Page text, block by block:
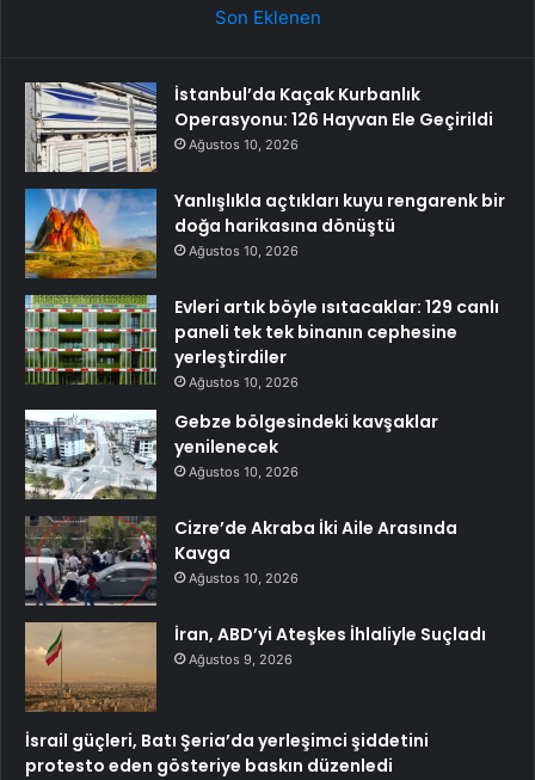
Son Eklenen
İstanbul’da Kaçak Kurbanlık
Operasyonu: 126 Hayvan Ele Geçirildi
Ağustos 10, 2026
Yanlışlıkla açtıkları kuyu rengarenk bir
doğa harikasına dönüştü
Ağustos 10, 2026
Evleri artık böyle ısıtacaklar: 129 canlı
paneli tek tek binanın cephesine
yerleştirdiler
Ağustos 10, 2026
Gebze bölgesindeki kavşaklar
yenilenecek
Ağustos 10, 2026
Cizre’de Akraba İki Aile Arasında
Kavga
Ağustos 10, 2026
İran, ABD’yi Ateşkes İhlaliyle Suçladı
Ağustos 9, 2026
İsrail güçleri, Batı Şeria’da yerleşimci şiddetini
protesto eden gösteriye baskın düzenledi